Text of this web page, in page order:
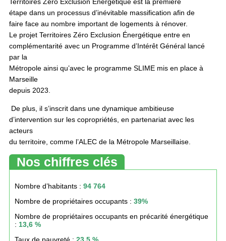
étape dans un processus d’inévitable massification afin de
faire face au nombre important de logements à rénover.
Le projet Territoires Zéro Exclusion Énergétique entre en
complémentarité avec un Programme d’Intérêt Général lancé
par la
Métropole ainsi qu’avec le programme SLIME mis en place à
Marseille
depuis 2023.
De plus, il s’inscrit dans une dynamique ambitieuse
d’intervention sur les copropriétés, en partenariat avec les
acteurs
du territoire, comme l’ALEC de la Métropole Marseillaise.
Nos chiffres clés
Nombre d’habitants : 94 764
Nombre de propriétaires occupants : 39%
Nombre de propriétaires occupants en précarité énergétique
: 13,6 %